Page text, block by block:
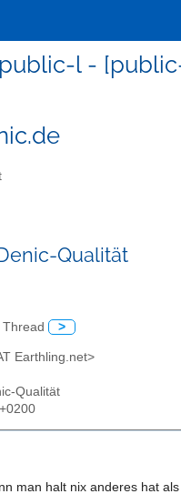
public-l -
Qualität
Thread >
Earthling.net>
Qualität
man halt nix anderes hat als